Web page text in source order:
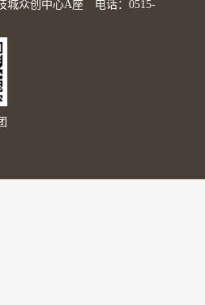
城众创中心A座 电话：0515-